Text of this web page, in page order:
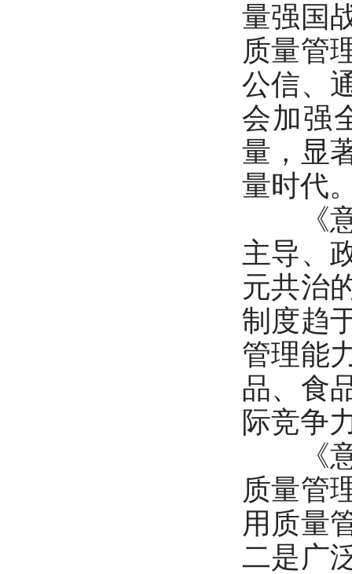
量强国
质量管
公信、
会加强
量，显
量时代
《意
主导、
元共治
制度趋
管理能
品、食
际竞争
《意
质量管
用质量
二是广